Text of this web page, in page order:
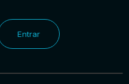
Entrar